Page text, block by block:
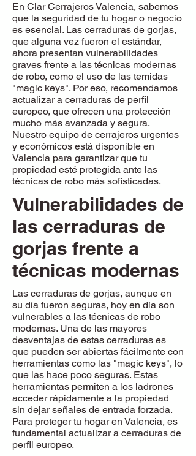
En Clar Cerrajeros Valencia, sabemos
que la seguridad de tu hogar o negocio
es esencial. Las cerraduras de gorjas,
que alguna vez fueron el estándar,
ahora presentan vulnerabilidades
graves frente a las técnicas modernas
de robo, como el uso de las temidas
"magic keys". Por eso, recomendamos
actualizar a cerraduras de perfil
europeo, que ofrecen una protección
mucho más avanzada y segura.
Nuestro equipo de cerrajeros urgentes
y económicos está disponible en
Valencia para garantizar que tu
propiedad esté protegida ante las
técnicas de robo más sofisticadas.
Vulnerabilidades de
las cerraduras de
gorjas frente a
técnicas modernas
Las cerraduras de gorjas, aunque en
su día fueron seguras, hoy en día son
vulnerables a las técnicas de robo
modernas. Una de las mayores
desventajas de estas cerraduras es
que pueden ser abiertas fácilmente con
herramientas como las "magic keys", lo
que las hace poco seguras. Estas
herramientas permiten a los ladrones
acceder rápidamente a la propiedad
sin dejar señales de entrada forzada.
Para proteger tu hogar en Valencia, es
fundamental actualizar a cerraduras de
perfil europeo.